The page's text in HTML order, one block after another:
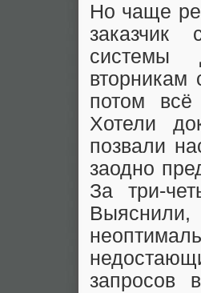
Но чаще
заказчик
системы
вторникам
потом
Хотели
позвали
заодно
За три-
Выяснили,
запросов